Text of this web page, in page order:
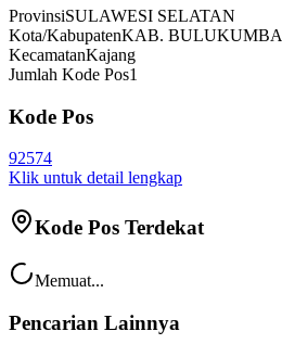
ProvinsiSULAWESI SELATAN
Kota/KabupatenKAB. BULUKUMBA
KecamatanKajang
Jumlah Kode Pos1
Kode Pos
92574
Klik untuk detail lengkap
Kode Pos Terdekat
Memuat...
Pencarian Lainnya